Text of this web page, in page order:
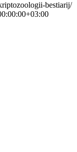
bestiarij/